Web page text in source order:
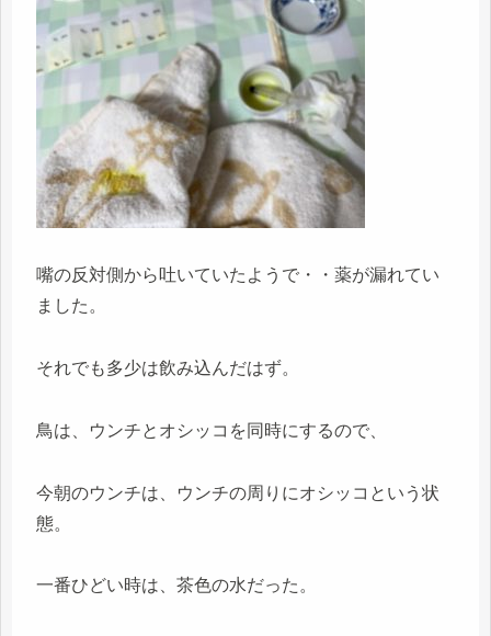
嘴の反対側から吐いていたようで・・薬が漏れてい
ました。
それでも多少は飲み込んだはず。
鳥は、ウンチとオシッコを同時にするので、
今朝のウンチは、ウンチの周りにオシッコという状
態。
一番ひどい時は、茶色の水だった。